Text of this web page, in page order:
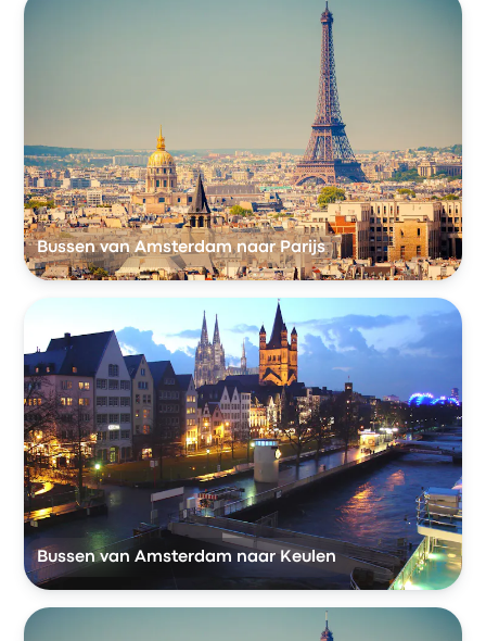
Bussen van Amsterdam naar Parijs
Bussen van Amsterdam naar Keulen